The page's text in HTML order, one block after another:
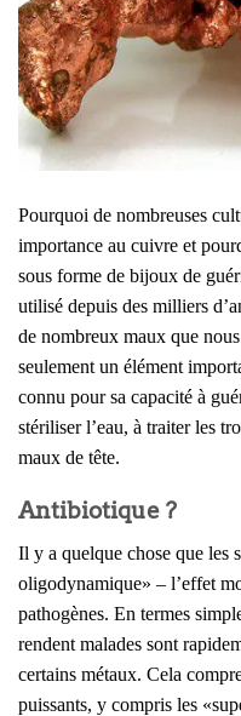
Pourquoi de nombreuses
importance au cuivre et
sous forme de bijoux de
utilisé depuis des milliers
de nombreux maux que
seulement un élément
connu pour sa capacité à
stériliser l’eau, à traiter les
maux de tête.
Antibiotique ?
Il y a quelque chose que les
oligodynamique» – l’effet
pathogènes. En termes
rendent malades sont
certains métaux. Cela
puissants, y compris les